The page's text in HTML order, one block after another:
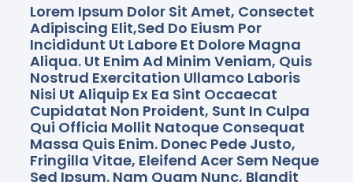
Lorem Ipsum Dolor Sit Amet, Consectet
Adipiscing Elit,sed Do Eiusm Por
Incididunt Ut Labore Et Dolore Magna
Aliqua. Ut Enim Ad Minim Veniam, Quis
Nostrud Exercitation Ullamco Laboris
Nisi Ut Aliquip Ex Ea Sint Occaecat
Cupidatat Non Proident, Sunt In Culpa
Qui Officia Mollit Natoque Consequat
Massa Quis Enim. Donec Pede Justo,
Fringilla Vitae, Eleifend Acer Sem Neque
Sed Ipsum. Nam Quam Nunc, Blandit